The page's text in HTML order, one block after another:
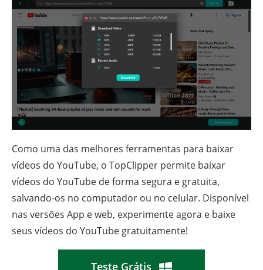
Como uma das melhores ferramentas para baixar
vídeos do YouTube, o TopClipper permite baixar
vídeos do YouTube de forma segura e gratuita,
salvando-os no computador ou no celular. Disponível
nas versões App e web, experimente agora e baixe
seus vídeos do YouTube gratuitamente!
Teste Grátis